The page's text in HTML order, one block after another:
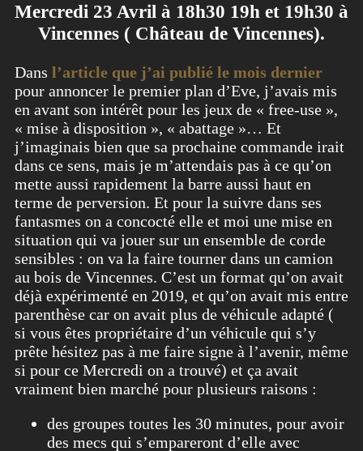
Mercredi 23 Avril à 18h30 19h et 19h30 à
Vincennes ( Château de Vincennes).
Dans l’article que j’ai publié le mois dernier
pour annoncer le premier plan d’Eve, j’avais mis
en avant son intérêt pour les jeux de « free-use »,
« mise à disposition », « abattage »… Et
j’imaginais bien que sa prochaine commande irait
dans ce sens, mais je m’attendais pas à ce qu’on
mette aussi rapidement la barre aussi haut en
terme de perversion. Et pour la suivre dans ses
fantasmes on a concocté elle et moi une mise en
situation qui va jouer sur un ensemble de corde
sensibles : on va la faire tourner dans un camion
au bois de Vincennes. C’est un format qu’on avait
déjà expérimenté en 2019, et qu’on avait mis entre
parenthèse car on avait plus de véhicule adapté (
si vous êtes propriétaire d’un véhicule qui s’y
prête hésitez pas à me faire signe à l’avenir, même
si pour ce Mercredi on a trouvé) et ça avait
vraiment bien marché pour plusieurs raisons :
des groupes toutes les 30 minutes, pour avoir
des mecs qui s’empareront d’elle avec